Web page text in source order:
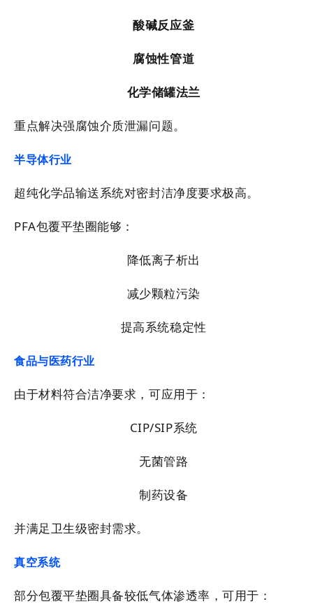
酸碱反应釜
腐蚀性管道
化学储罐法兰
重点解决强腐蚀介质泄漏问题。
半导体行业
超纯化学品输送系统对密封洁净度要求极高。
PFA包覆平垫圈能够：
降低离子析出
减少颗粒污染
提高系统稳定性
食品与医药行业
由于材料符合洁净要求，可应用于：
CIP/SIP系统
无菌管路
制药设备
并满足卫生级密封需求。
真空系统
部分包覆平垫圈具备较低气体渗透率，可用于：